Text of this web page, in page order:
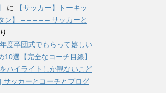
に
【サッカー】トーキッ
ン】 – – – – – サッカーと
度卒団式でもらって嬉しい
10選【完全なコーチ目線】
ハイライトしか観ないこど
サッカーとコーチとブログ